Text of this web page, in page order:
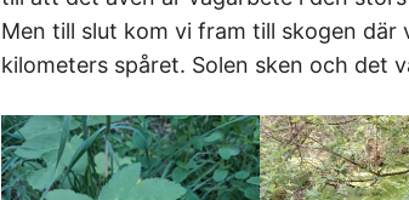
Men till slut kom vi fram till skogen där
kilometers spåret. Solen sken och det